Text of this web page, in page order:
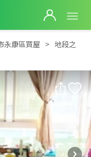
兵仔市場旁超值店住
永康區買屋
地段之